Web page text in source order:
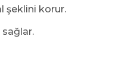
şeklini korur.
sağlar.